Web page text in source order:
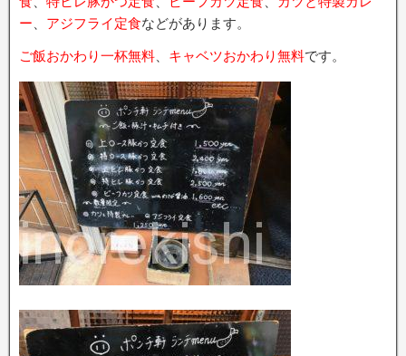
ー
アジフライ定食などがあります。
ご飯おかわり一杯無料 キャベツおかわり無料です。